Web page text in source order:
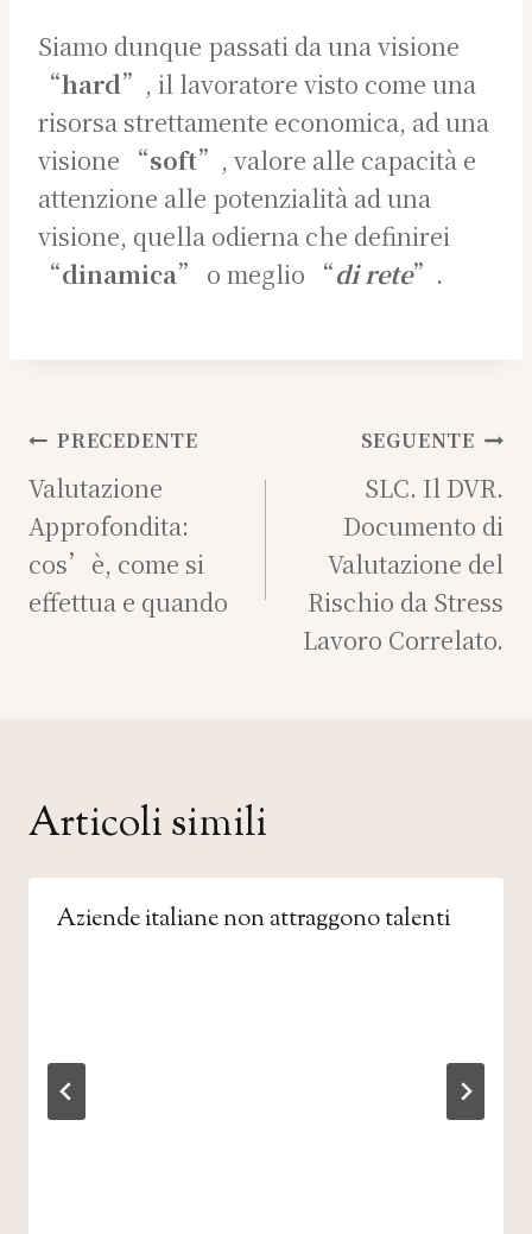
Siamo dunque passati da una visione
“hard”, il lavoratore visto come una
risorsa strettamente economica, ad una
visione “soft”, valore alle capacità e
attenzione alle potenzialità ad una
visione, quella odierna che definirei
“dinamica” o meglio “di rete”.
Navigazione
articoli
PRECEDENTE
Valutazione
Approfondita:
cos’è, come si
effettua e quando
SEGUENTE
SLC. Il DVR.
Documento di
Valutazione del
Rischio da Stress
Lavoro Correlato.
Articoli simili
Aziende italiane non attraggono talenti